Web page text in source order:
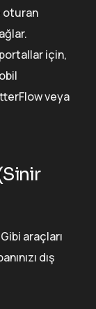
oturan
için,
veya
araçları
dış